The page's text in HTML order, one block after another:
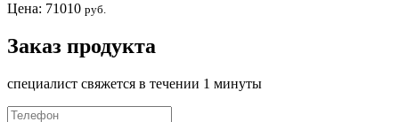
Цена: 71010 руб.
Заказ продукта
специалист свяжется в течении 1 минуты